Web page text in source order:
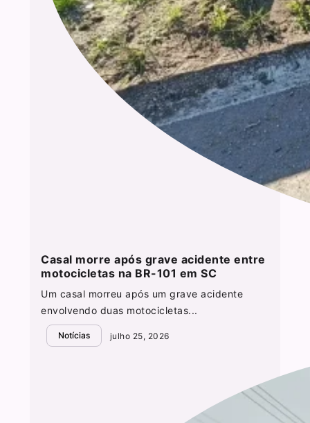
Casal morre após grave acidente entre
motocicletas na BR-101 em SC
Um casal morreu após um grave acidente
envolvendo duas motocicletas...
Notícias julho 25, 2026